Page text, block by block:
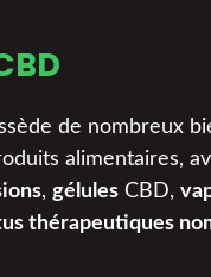
de nombreux
alimentaires,
, gélules CBD,
thérapeutiques